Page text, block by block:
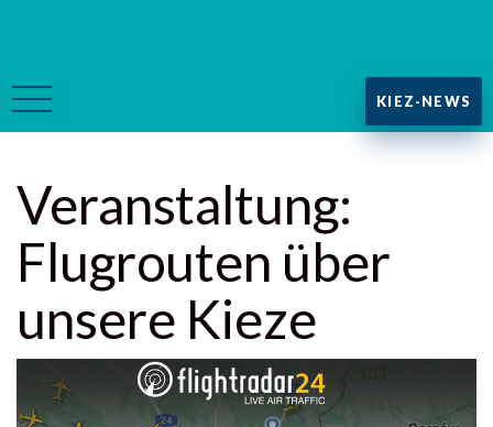
KIEZ-NEWS
Veranstaltung:
Flugrouten über
unsere Kieze